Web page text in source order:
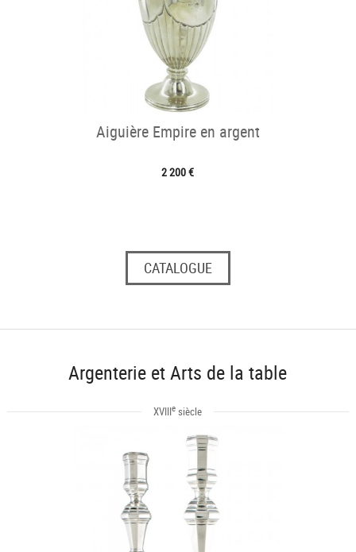
Aiguière Empire en argent
2 200 €
CATALOGUE
Argenterie et Arts de la table
XVIIIe siècle